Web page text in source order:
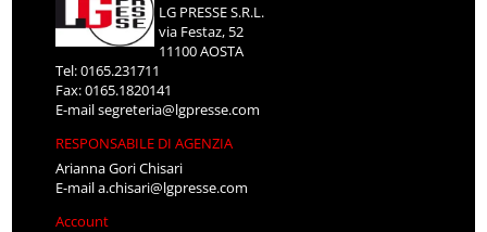
LG PRESSE S.R.L.
via Festaz, 52
11100 AOSTA
Tel: 0165.231711
Fax: 0165.1820141
E-mailsegreteria@lgpresse.com
RESPONSABILE DI AGENZIA
Arianna Gori Chisari
E-maila.chisari@lgpresse.com
Account